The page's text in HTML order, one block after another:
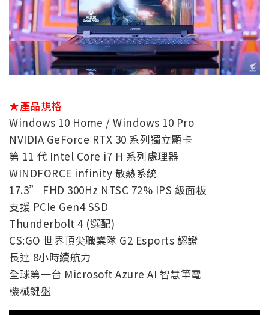
★產品規格
Windows 10 Home / Windows 10 Pro
NVIDIA GeForce RTX 30 系列獨立顯卡
第 11 代 Intel Core i7 H 系列處理器
WINDFORCE infinity 散熱系統
17.3” FHD 300Hz NTSC 72% IPS 級面板
支援 PCIe Gen4 SSD
Thunderbolt 4 (選配)
CS:GO 世界頂尖職業隊 G2 Esports 認證
長達 8小時續航力
全球第一台 Microsoft Azure AI 智慧筆電
機械鍵盤